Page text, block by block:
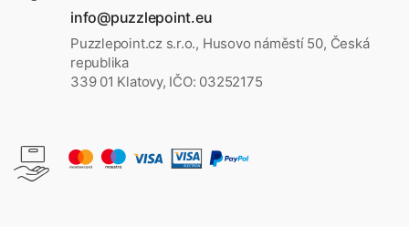
info@puzzlepoint.eu
Puzzlepoint.cz s.r.o., Husovo náměstí 50, Česká
republika
339 01 Klatovy, IČO: 03252175